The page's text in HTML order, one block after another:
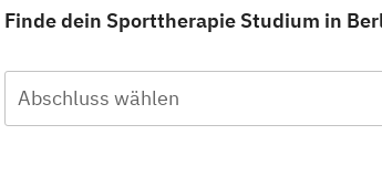
Finde dein Sporttherapie Studium in
Abschluss wählen